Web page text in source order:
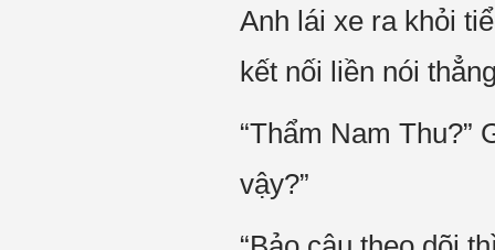
Anh lái xe ra khỏi
kết nối liền nói
“Thẩm Nam Thu?”
vậy?”